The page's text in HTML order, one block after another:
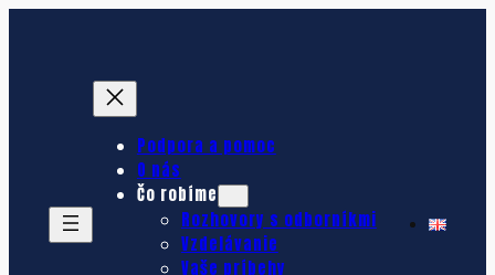
Podpora a pomoc
O nás
Čo robíme
Rozhovory s odborníkmi
Vzdelávanie
Vaše príbehy